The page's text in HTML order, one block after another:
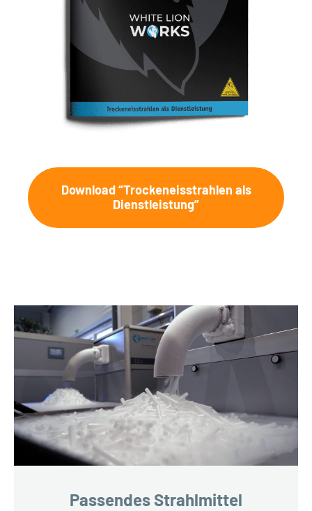
Download “Trockeneisstrahlen als
Dienstleistung”
Passendes Strahlmittel